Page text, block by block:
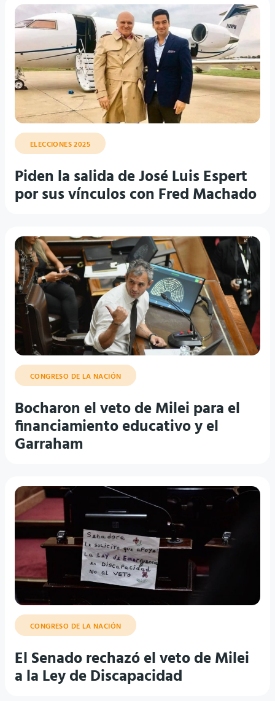
ELECCIONES 2025
Piden la salida de José Luis Espert
por sus vínculos con Fred Machado
CONGRESO DE LA NACIÓN
Bocharon el veto de Milei para el
financiamiento educativo y el
Garraham
CONGRESO DE LA NACIÓN
El Senado rechazó el veto de Milei
a la Ley de Discapacidad